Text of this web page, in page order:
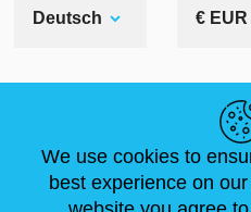
Deutsch € EUR
NEUIGKEITEN
ARTIKEL
ABOUT
FAQ
We use cookies to
best experience on